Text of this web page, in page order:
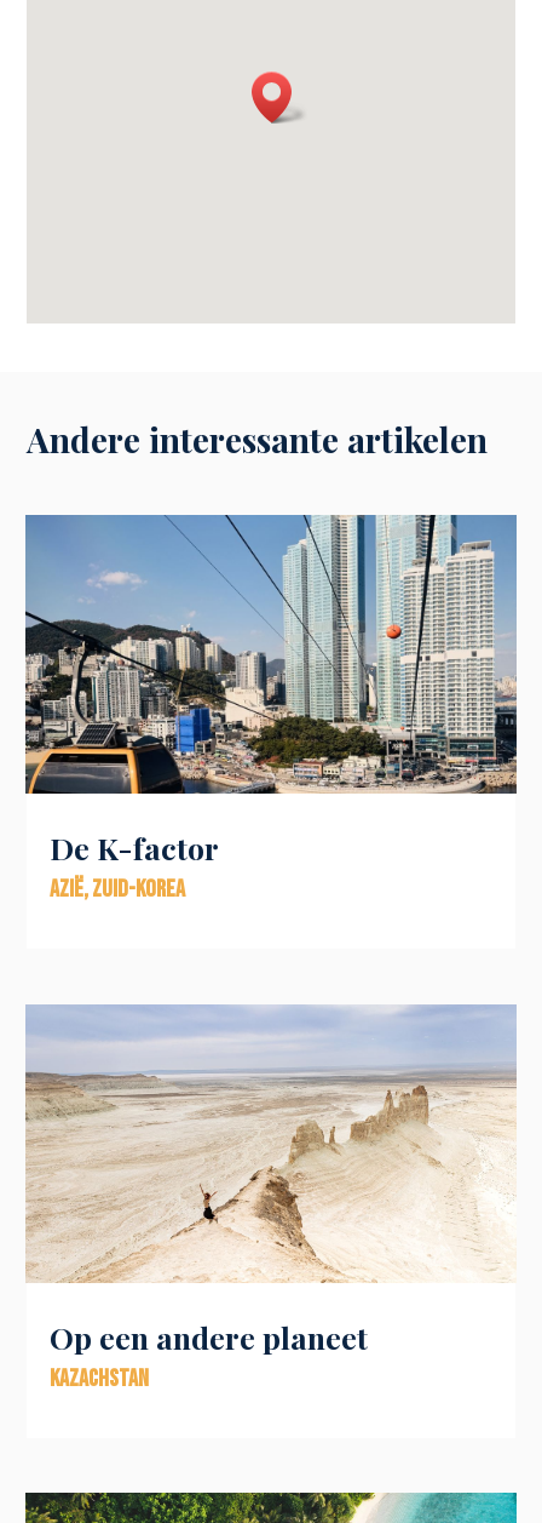
Andere interessante artikelen
De K-factor
Azië,Zuid-Korea
Op een andere planeet
Kazachstan